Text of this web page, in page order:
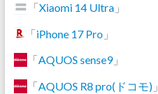
「Xiaomi 14 Ultra」
「iPhone 17 Pro」
「AQUOS sense9」
「AQUOS R8 pro(ドコモ)」